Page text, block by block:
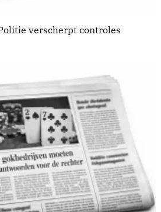
verscherpt controles